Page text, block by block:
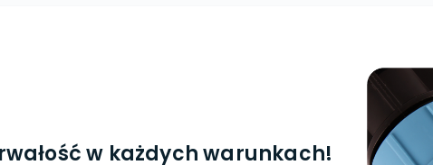
w każdych warunkach!